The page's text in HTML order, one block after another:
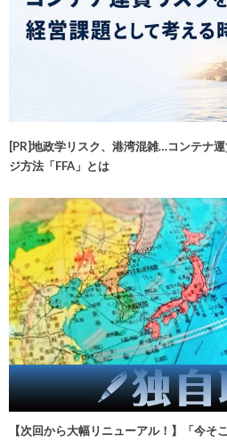
[PR]地政学リスク、港湾混雑…コンテナ
ジ方法「FFA」とは
【次回から大幅リニューアル！】「今